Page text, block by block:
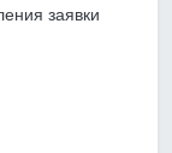
заявки